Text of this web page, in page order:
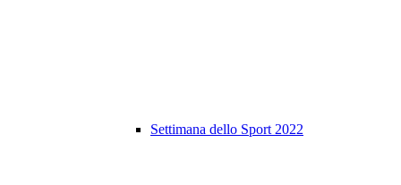
Settimana dello Sport 2022